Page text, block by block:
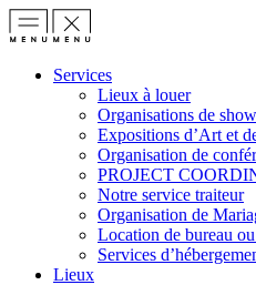
Services
Lieux à louer
Organisations de
Expositions d’Art et
Organisation de
PROJECT
Notre service traiteur
Organisation de
Location de bureau
Services
Lieux